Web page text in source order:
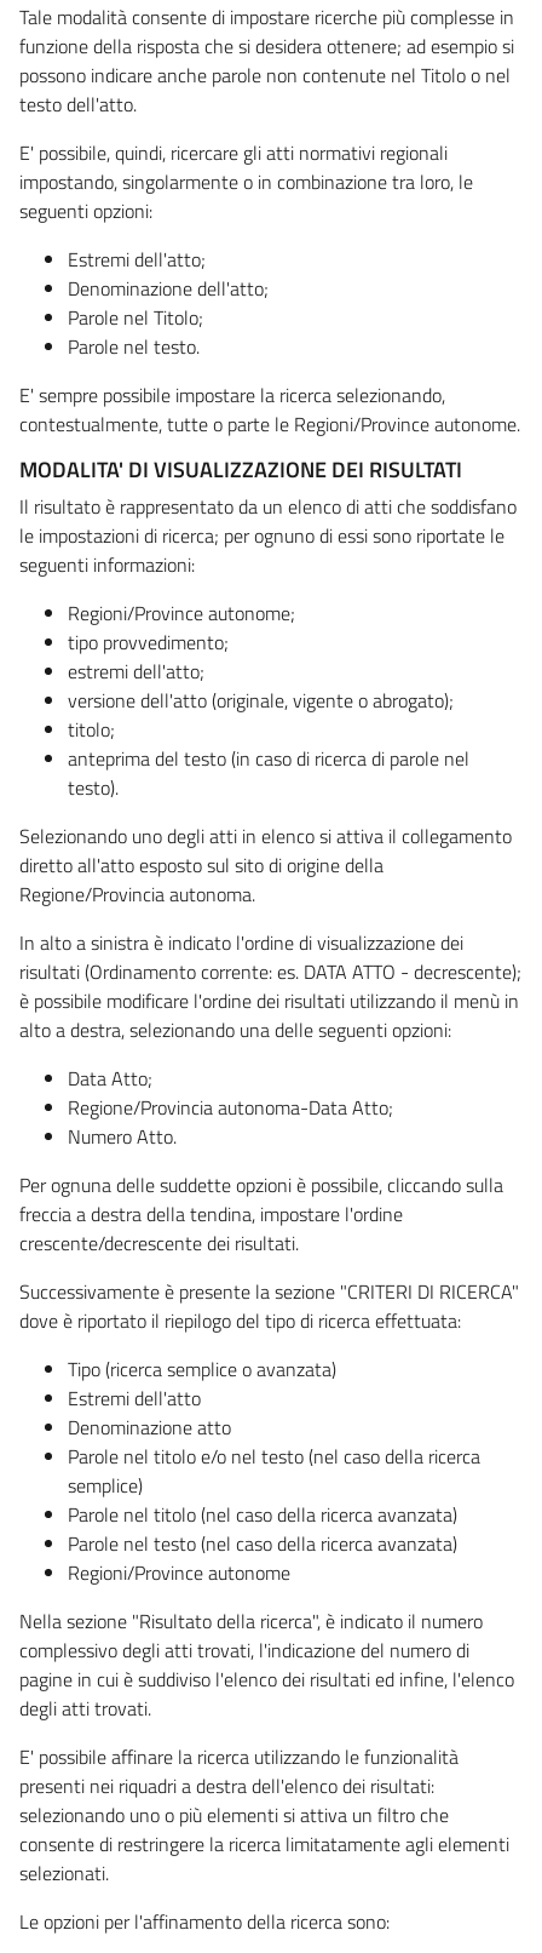
Tale modalità consente di impostare ricerche più complesse in
funzione della risposta che si desidera ottenere; ad esempio si
possono indicare anche parole non contenute nel Titolo o nel
testo dell'atto.
E' possibile, quindi, ricercare gli atti normativi regionali
impostando, singolarmente o in combinazione tra loro, le
seguenti opzioni:
Estremi dell'atto;
Denominazione dell'atto;
Parole nel Titolo;
Parole nel testo.
E' sempre possibile impostare la ricerca selezionando,
contestualmente, tutte o parte le Regioni/Province autonome.
MODALITA' DI VISUALIZZAZIONE DEI RISULTATI
Il risultato è rappresentato da un elenco di atti che soddisfano
le impostazioni di ricerca; per ognuno di essi sono riportate le
seguenti informazioni:
Regioni/Province autonome;
tipo provvedimento;
estremi dell'atto;
versione dell'atto (originale, vigente o abrogato);
titolo;
anteprima del testo (in caso di ricerca di parole nel
testo).
Selezionando uno degli atti in elenco si attiva il collegamento
diretto all'atto esposto sul sito di origine della
Regione/Provincia autonoma.
In alto a sinistra è indicato l'ordine di visualizzazione dei
risultati (Ordinamento corrente: es. DATA ATTO - decrescente);
è possibile modificare l'ordine dei risultati utilizzando il menù in
alto a destra, selezionando una delle seguenti opzioni:
Data Atto;
Regione/Provincia autonoma-Data Atto;
Numero Atto.
Per ognuna delle suddette opzioni è possibile, cliccando sulla
freccia a destra della tendina, impostare l'ordine
crescente/decrescente dei risultati.
Successivamente è presente la sezione "CRITERI DI RICERCA"
dove è riportato il riepilogo del tipo di ricerca effettuata:
Tipo (ricerca semplice o avanzata)
Estremi dell'atto
Denominazione atto
Parole nel titolo e/o nel testo (nel caso della ricerca
semplice)
Parole nel titolo (nel caso della ricerca avanzata)
Parole nel testo (nel caso della ricerca avanzata)
Regioni/Province autonome
Nella sezione "Risultato della ricerca", è indicato il numero
complessivo degli atti trovati, l'indicazione del numero di
pagine in cui è suddiviso l'elenco dei risultati ed infine, l'elenco
degli atti trovati.
E' possibile affinare la ricerca utilizzando le funzionalità
presenti nei riquadri a destra dell'elenco dei risultati:
selezionando uno o più elementi si attiva un filtro che
consente di restringere la ricerca limitatamente agli elementi
selezionati.
Le opzioni per l'affinamento della ricerca sono: